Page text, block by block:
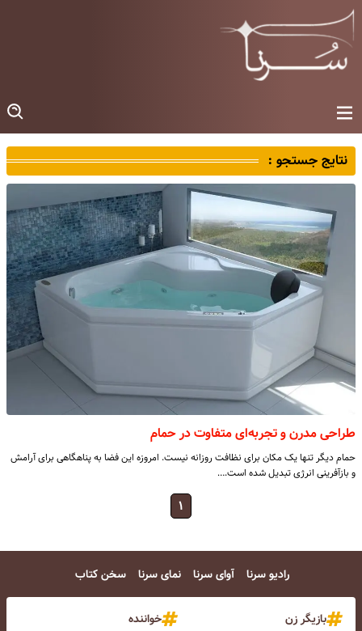
نتایج جستجو :
طراحی مدرن و تجربه‌ای متفاوت در حمام
حمام دیگر تنها یک مکان برای نظافت روزانه نیست. امروزه این فضا به پناهگاهی برای آرامش
و بازآفرینی انرژی تبدیل شده است.…
۱
رادیو سرنا آوای سرنا نمای سرنا سخن کتاب
بازیگر زن
خواننده